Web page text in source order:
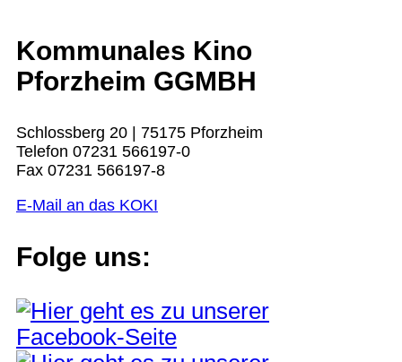
Kommunales Kino
Pforzheim GGMBH
Schlossberg 20 | 75175 Pforzheim
Telefon 07231 566197-0
Fax 07231 566197-8
E-Mail an das KOKI
Folge uns: